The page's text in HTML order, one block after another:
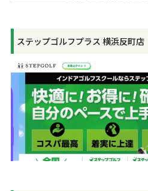
ステップゴルフプラス 横浜反町店